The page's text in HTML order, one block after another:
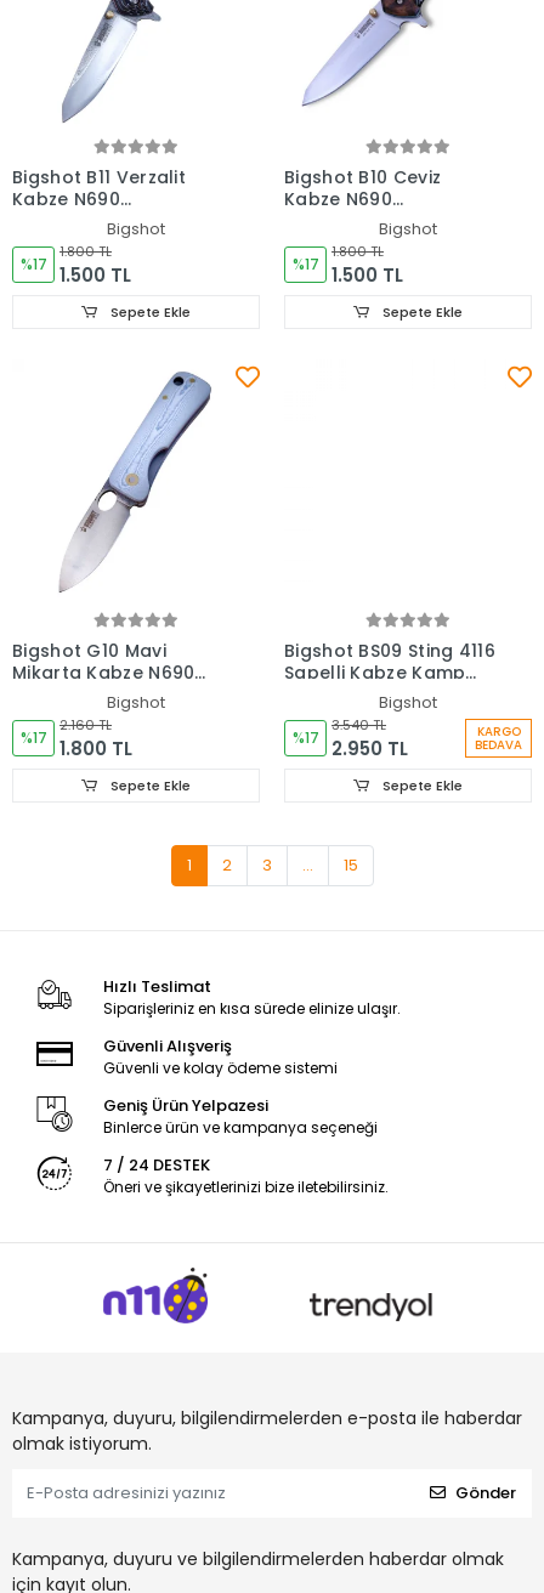
Bigshot B11 Verzalit
Kabze N690
Paslanmaz Çelik Çakı
Bigshot
%17
1.800 TL
1.500 TL
Sepete Ekle
Bigshot B10 Ceviz
Kabze N690
Paslanmaz Çelik Çakı
Bigshot
%17
1.800 TL
1.500 TL
Sepete Ekle
Bigshot G10 Mavi
Mikarta Kabze N690
Paslanmaz Çelik Çakı
Bigshot
%17
2.160 TL
1.800 TL
Sepete Ekle
Bigshot BS09 Sting 4116
Sapelli Kabze Kamp
Bigshot
%17
3.540 TL
2.950 TL
KARGO
BEDAVA
Sepete Ekle
1 2 3 ... 15
Hızlı Teslimat
Siparişleriniz en kısa sürede elinize ulaşır.
Güvenli Alışveriş
Güvenli ve kolay ödeme sistemi
Geniş Ürün Yelpazesi
Binlerce ürün ve kampanya seçeneği
7 / 24 DESTEK
Öneri ve şikayetlerinizi bize iletebilirsiniz.
Kampanya, duyuru, bilgilendirmelerden e-posta ile haberdar
olmak istiyorum.
Gönder
Kampanya, duyuru ve bilgilendirmelerden haberdar olmak
için kayıt olun.